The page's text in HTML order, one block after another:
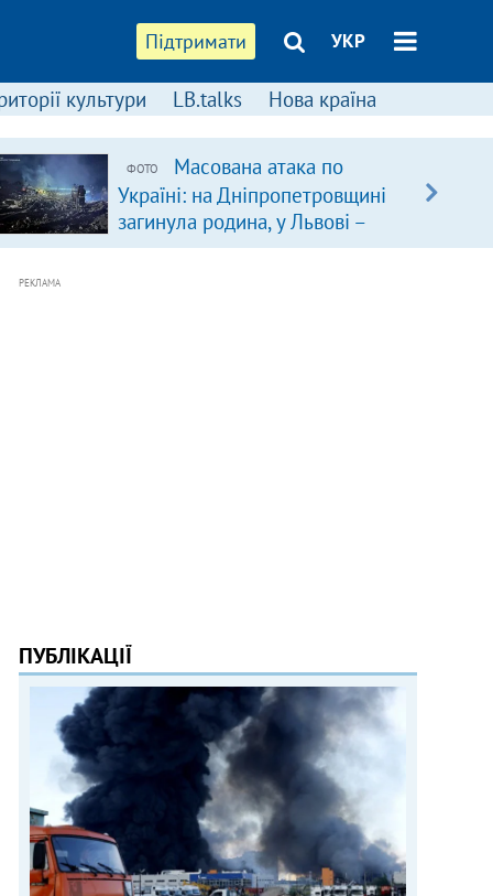
Підтримати УКР
культури LB.talks Нова країна
ФОТО
Масована атака по
Україні: на Дніпропетровщині
загинула родина, у Львові –
удар по багатоповерхівках
РЕКЛАМА
ПУБЛІКАЦІЇ